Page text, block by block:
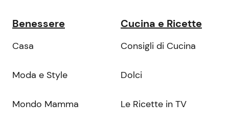
Benessere
Casa
Moda e Style
Mondo Mamma
Cucina e Ricette
Consigli di Cucina
Dolci
Le Ricette in TV